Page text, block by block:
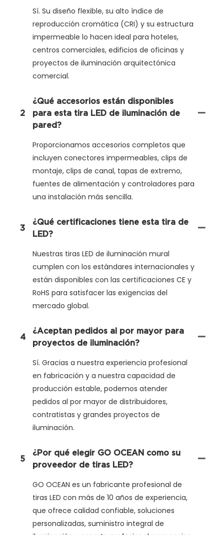
Sí. Su diseño flexible, su alto índice de
reproducción cromática (CRI) y su estructura
impermeable lo hacen ideal para hoteles,
centros comerciales, edificios de oficinas y
proyectos de iluminación arquitectónica
comercial.
2
¿Qué accesorios están disponibles
para esta tira LED de iluminación de
pared?
Proporcionamos accesorios completos que
incluyen conectores impermeables, clips de
montaje, clips de canal, tapas de extremo,
fuentes de alimentación y controladores para
una instalación más sencilla.
3
¿Qué certificaciones tiene esta tira de
LED?
Nuestras tiras LED de iluminación mural
cumplen con los estándares internacionales y
están disponibles con las certificaciones CE y
RoHS para satisfacer las exigencias del
mercado global.
4
¿Aceptan pedidos al por mayor para
proyectos de iluminación?
Sí. Gracias a nuestra experiencia profesional
en fabricación y a nuestra capacidad de
producción estable, podemos atender
pedidos al por mayor de distribuidores,
contratistas y grandes proyectos de
iluminación.
5
¿Por qué elegir GO OCEAN como su
proveedor de tiras LED?
GO OCEAN es un fabricante profesional de
tiras LED con más de 10 años de experiencia,
que ofrece calidad confiable, soluciones
personalizadas, suministro integral de